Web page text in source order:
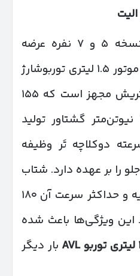
در دو نسخه ۵ و ۷ نفره عرضه
می‌شود. این خودرو به موتور ۱.۵ لیتری توربوشارژ
مجهز به فناوری AVL اتریش مجهز است که ۱۵۵
اسب‌بخار قدرت و ۲۳۰ نیوتن‌متر گشتاور تولید
گیربکس ۶ سرعته دوکلاچه تَر وظیفه
را بر عهده دارد. شتاب
صفر تا صد حدود ۱۲ ثانیه و حداکثر سرعت آن ۱۸۰
این ویژگی‌ها باعث شده
لیتری توربوAVL
بار دیگر